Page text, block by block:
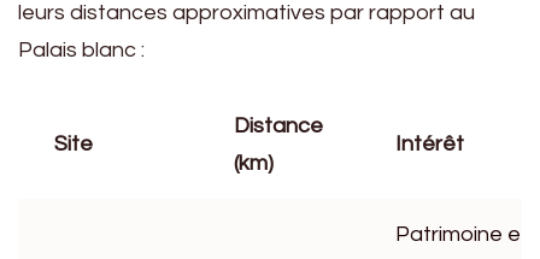
leurs distances approximatives par rapport au
Palais blanc :
Site
Distance
(km)
Intérêt
Patrimoine et